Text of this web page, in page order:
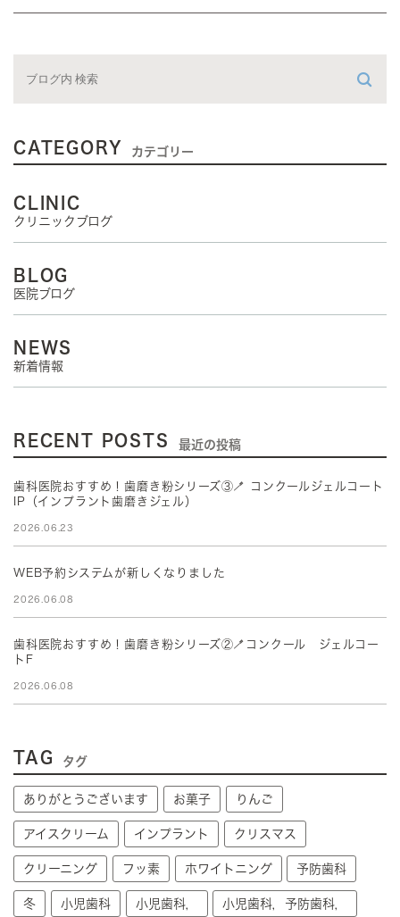
CATEGORY カテゴリー
CLINIC
クリニックブログ
BLOG
医院ブログ
NEWS
新着情報
RECENT POSTS 最近の投稿
歯科医院おすすめ！歯磨き粉シリーズ③🪥 コンクールジェルコート
IP（インプラント歯磨きジェル）
2026.06.23
WEB予約システムが新しくなりました
2026.06.08
歯科医院おすすめ！歯磨き粉シリーズ②🪥コンクール ジェルコー
トF
2026.06.08
TAG タグ
ありがとうございます お菓子 りんご
アイスクリーム インプラント クリスマス
クリーニング フッ素 ホワイトニング 予防歯科
冬 小児歯科 小児歯科， 小児歯科，予防歯科，